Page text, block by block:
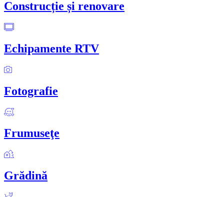
Construcție și renovare
Echipamente RTV
Fotografie
Frumuseţe
Grădină